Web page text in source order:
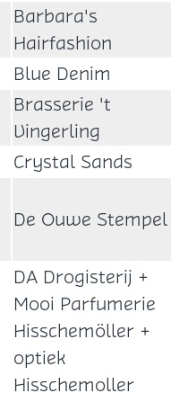
Barbara's
Hairfashion
Blue Denim
Brasserie 't
Vingerling
Crystal Sands
De Ouwe Stempel
DA Drogisterij +
Mooi Parfumerie
Hisschemöller +
optiek
Hisschemoller